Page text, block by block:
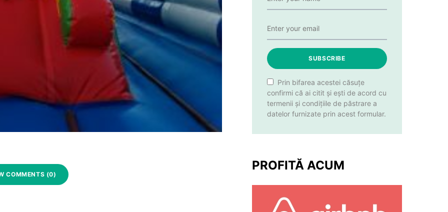
COMMENTS (0)
SUBSCRIBE
Prin bifarea acestei căsuțe
confirmi că ai citit și ești de acord cu
termenii și condițiile de păstrare a
datelor furnizate prin acest formular.
PROFITĂ ACUM